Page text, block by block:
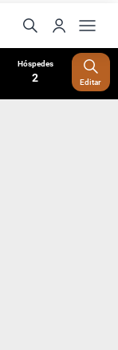
Hóspedes
2 Editar